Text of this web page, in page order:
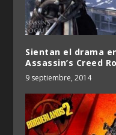
Sientan el drama
Assassin’s Creed
9 septiembre, 2014